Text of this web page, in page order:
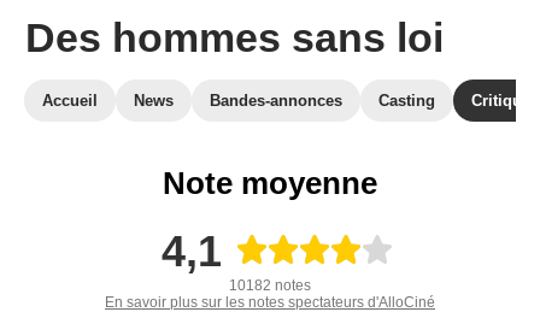
Des hommes sans loi
Accueil News Bandes-annonces Casting
Note moyenne
4,1
10182 notes
En savoir plus sur les notes spectateurs d'AlloCiné